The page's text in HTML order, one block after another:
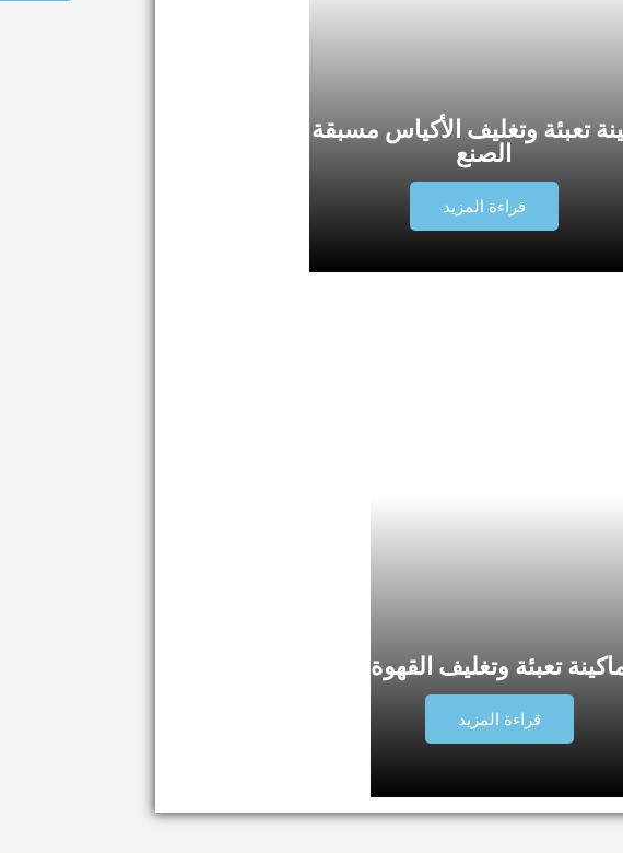
تعبئة وتغليف الأكياس مسبقة
الصنع
قراءة المزيد
تعبئة وتغليف القهوة
قراءة المزيد